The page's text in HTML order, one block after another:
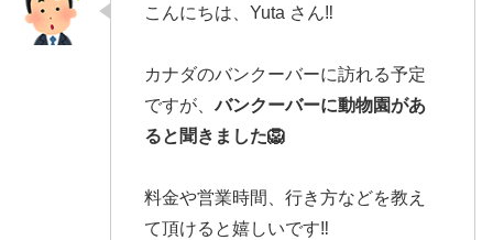
こんにちは、Yuta さん‼️
カナダのバンクーバーに訪れる予定
ですが、バンクーバーに動物園があ
ると聞きました🦁
料金や営業時間、行き方などを教え
て頂けると嬉しいです‼️